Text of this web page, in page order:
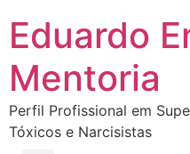
Eduardo
Mentoria
Perfil Profissional em
Tóxicos e Narcisistas